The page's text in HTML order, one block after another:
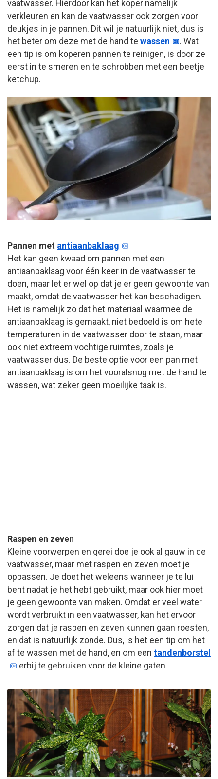
vaatwasser. Hierdoor kan het koper namelijk
verkleuren en kan de vaatwasser ook zorgen voor
deukjes in je pannen. Dit wil je natuurlijk niet, dus is
het beter om deze met de hand te wassen
. Wat
een tip is om koperen pannen te reinigen, is door ze
eerst in te smeren en te schrobben met een beetje
ketchup.
Pannen met antiaanbaklaag
Het kan geen kwaad om pannen met een
antiaanbaklaag voor één keer in de vaatwasser te
doen, maar let er wel op dat je er geen gewoonte van
maakt, omdat de vaatwasser het kan beschadigen.
Het is namelijk zo dat het materiaal waarmee de
antiaanbaklaag is gemaakt, niet bedoeld is om hete
temperaturen in de vaatwasser door te staan, maar
ook niet extreem vochtige ruimtes, zoals je
vaatwasser dus. De beste optie voor een pan met
antiaanbaklaag is om het vooralsnog met de hand te
wassen, wat zeker geen moeilijke taak is.
Raspen en zeven
Kleine voorwerpen en gerei doe je ook al gauw in de
vaatwasser, maar met raspen en zeven moet je
oppassen. Je doet het weleens wanneer je te lui
bent nadat je het hebt gebruikt, maar ook hier moet
je geen gewoonte van maken. Omdat er veel water
wordt verbruikt in een vaatwasser, kan het ervoor
zorgen dat je raspen en zeven kunnen gaan roesten,
en dat is natuurlijk zonde. Dus, is het een tip om het
af te wassen met de hand, en om een tandenborstel
erbij te gebruiken voor de kleine gaten.